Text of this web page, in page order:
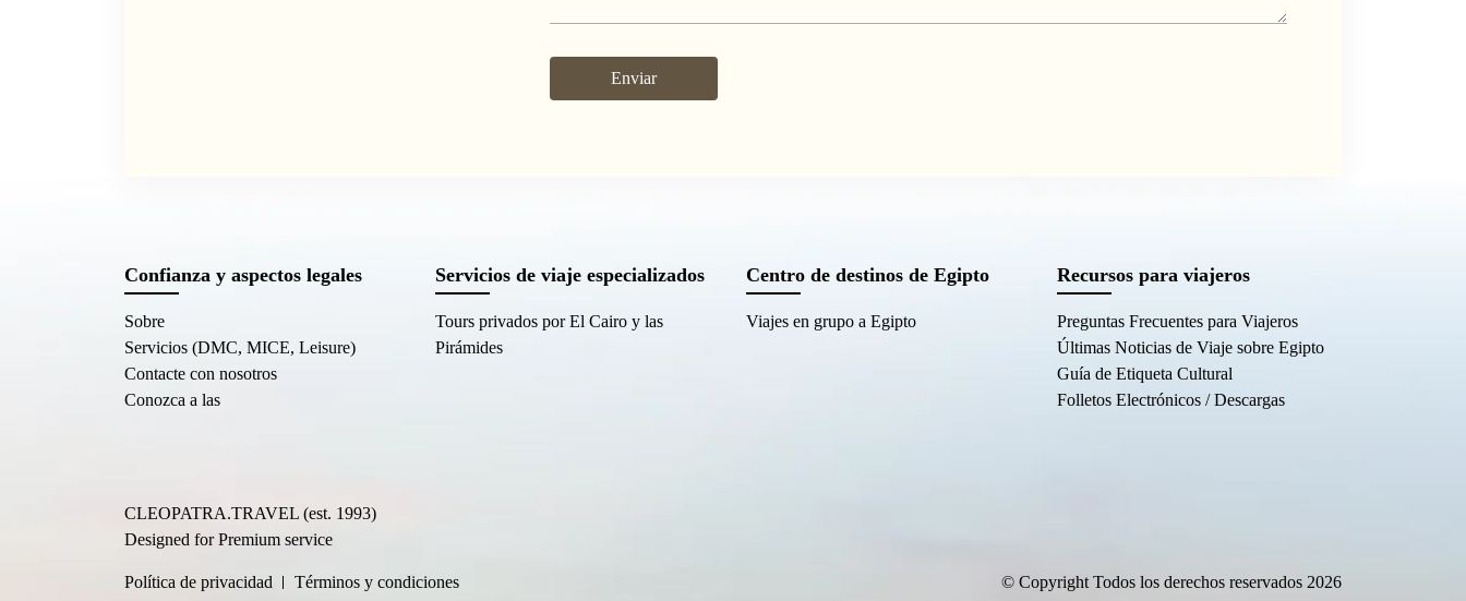
Confianza y aspectos legales
Sobre
Servicios (DMC, MICE, Leisure)
Contacte con nosotros
Conozca a las
Servicios de viaje especializados
Tours privados por El Cairo y las
Pirámides
Centro de destinos de Egipto
Viajes en grupo a Egipto
Recursos para viajeros
Preguntas Frecuentes para Viajeros
Últimas Noticias de Viaje sobre Egipto
Guía de Etiqueta Cultural
Folletos Electrónicos / Descargas
CLEOPATRA.TRAVEL (est. 1993)
Designed for Premium service
Política de privacidad Términos y condiciones © Copyright Todos los derechos reservados 2026